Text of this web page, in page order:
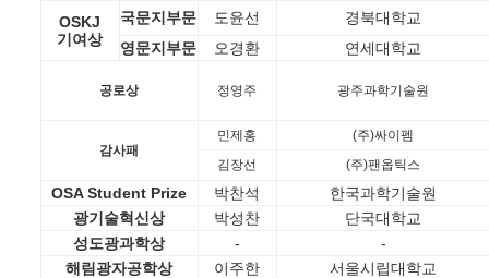
OSKJ
기여상
국문지부문 도윤선
경북대학교
영문지부문
오경환 연세대학교
공로상 정영주 광주과학기술원
감사패
민제홍
(주)싸이펨
김장선
(주)팬옵틱스
OSA Student Prize 박찬석
한국과학기술원
광기술혁신상
박성찬
단국대학교
성도광과학상
-
-
해림광자공학상
이주한 서울시립대학교